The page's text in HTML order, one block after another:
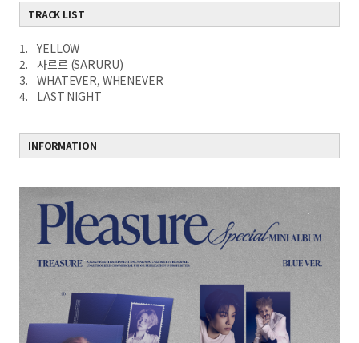
TRACK LIST
1. YELLOW
2. 사르르 (SARURU)
3. WHATEVER, WHENEVER
4. LAST NIGHT
INFORMATION